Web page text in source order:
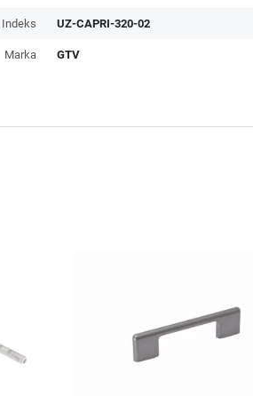
Indeks UZ-CAPRI-320-02
Marka GTV